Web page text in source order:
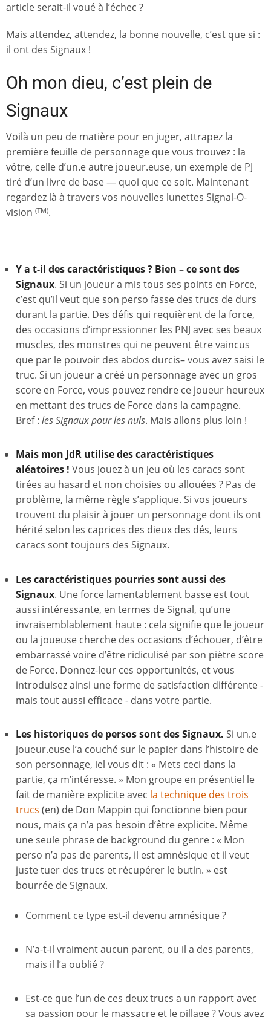
article serait-il voué à l’échec ?
Mais attendez, attendez, la bonne nouvelle, c’est que si :
il ont des Signaux !
Oh mon dieu, c’est plein de
Signaux
Voilà un peu de matière pour en juger, attrapez la
première feuille de personnage que vous trouvez : la
vôtre, celle d’un.e autre joueur.euse, un exemple de PJ
tiré d’un livre de base — quoi que ce soit. Maintenant
regardez là à travers vos nouvelles lunettes Signal-O-
vision (TM).
Y a t-il des caractéristiques ? Bien – ce sont des
Signaux. Si un joueur a mis tous ses points en Force,
c’est qu’il veut que son perso fasse des trucs de durs
durant la partie. Des défis qui requièrent de la force,
des occasions d’impressionner les PNJ avec ses beaux
muscles, des monstres qui ne peuvent être vaincus
que par le pouvoir des abdos durcis– vous avez saisi le
truc. Si un joueur a créé un personnage avec un gros
score en Force, vous pouvez rendre ce joueur heureux
en mettant des trucs de Force dans la campagne.
Bref : les Signaux pour les nuls. Mais allons plus loin !
Mais mon JdR utilise des caractéristiques
aléatoires ! Vous jouez à un jeu où les caracs sont
tirées au hasard et non choisies ou allouées ? Pas de
problème, la même règle s’applique. Si vos joueurs
trouvent du plaisir à jouer un personnage dont ils ont
hérité selon les caprices des dieux des dés, leurs
caracs sont toujours des Signaux.
Les caractéristiques pourries sont aussi des
Signaux. Une force lamentablement basse est tout
aussi intéressante, en termes de Signal, qu’une
invraisemblablement haute : cela signifie que le joueur
ou la joueuse cherche des occasions d’échouer, d’être
embarrassé voire d’être ridiculisé par son piètre score
de Force. Donnez-leur ces opportunités, et vous
introduisez ainsi une forme de satisfaction différente -
mais tout aussi efficace - dans votre partie.
Les historiques de persos sont des Signaux. Si un.e
joueur.euse l’a couché sur le papier dans l’histoire de
son personnage, iel vous dit : « Mets ceci dans la
partie, ça m’intéresse. » Mon groupe en présentiel le
fait de manière explicite avec la technique des trois
trucs (en) de Don Mappin qui fonctionne bien pour
nous, mais ça n’a pas besoin d’être explicite. Même
une seule phrase de background du genre : « Mon
perso n’a pas de parents, il est amnésique et il veut
juste tuer des trucs et récupérer le butin. » est
bourrée de Signaux.
Comment ce type est-il devenu amnésique ?
N’a-t-il vraiment aucun parent, ou il a des parents,
mais il l’a oublié ?
Est-ce que l’un de ces deux trucs a un rapport avec
sa passion pour le massacre et le pillage ? Vous avez